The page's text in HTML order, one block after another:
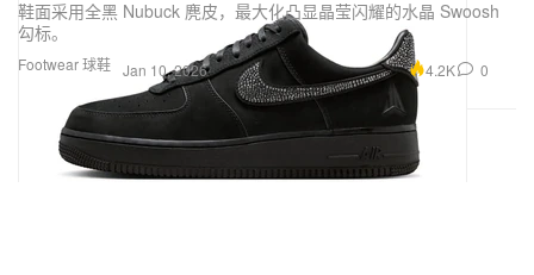
Footwear 球鞋
鞋面采用全黑 Nubuck 麂皮，最大化凸显晶莹闪耀的水晶 Swoosh
勾标。
Jan 10, 2026 4.2K 0